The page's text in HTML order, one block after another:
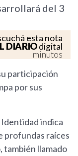
del 3
esta nota
DIARIOdigital
minutos
participación
por sus
indica
profundas raíces
también llamado